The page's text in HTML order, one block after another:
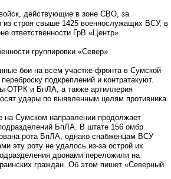
войск, действующие в зоне СВО, за
строя свыше 1425 военнослужащих ВСУ, в
ответственности ГрВ «Центр».
группировки «Север»
бои на всем участке фронта в Сумской
подкреплений и контратакуют.
ОТРК и БпЛА, а также артиллерия
удары по выявленным целям противника.
на Сумском направлении продолжает
БпЛА. В штате 156 омбр
рота БпЛА, однако снабженцам ВСУ
эту роту не удалось из-за острой их
дронами переложили на
граждан. Об этом пишет «Северный